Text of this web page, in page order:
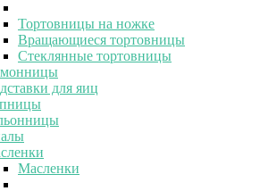
Тортовницы на ножке
Вращающиеся тортовницы
Стеклянные тортовницы
для яиц
Масленки